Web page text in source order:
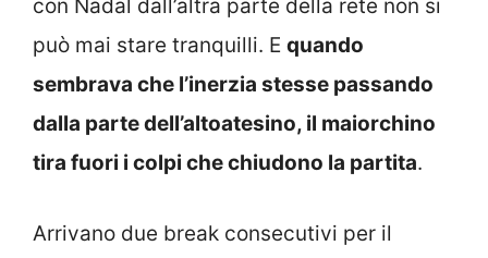
con Nadal dall’altra parte della rete non si
può mai stare tranquilli. E quando
sembrava che l’inerzia stesse passando
dalla parte dell’altoatesino, il maiorchino
tira fuori i colpi che chiudono la partita.
Arrivano due break consecutivi per il